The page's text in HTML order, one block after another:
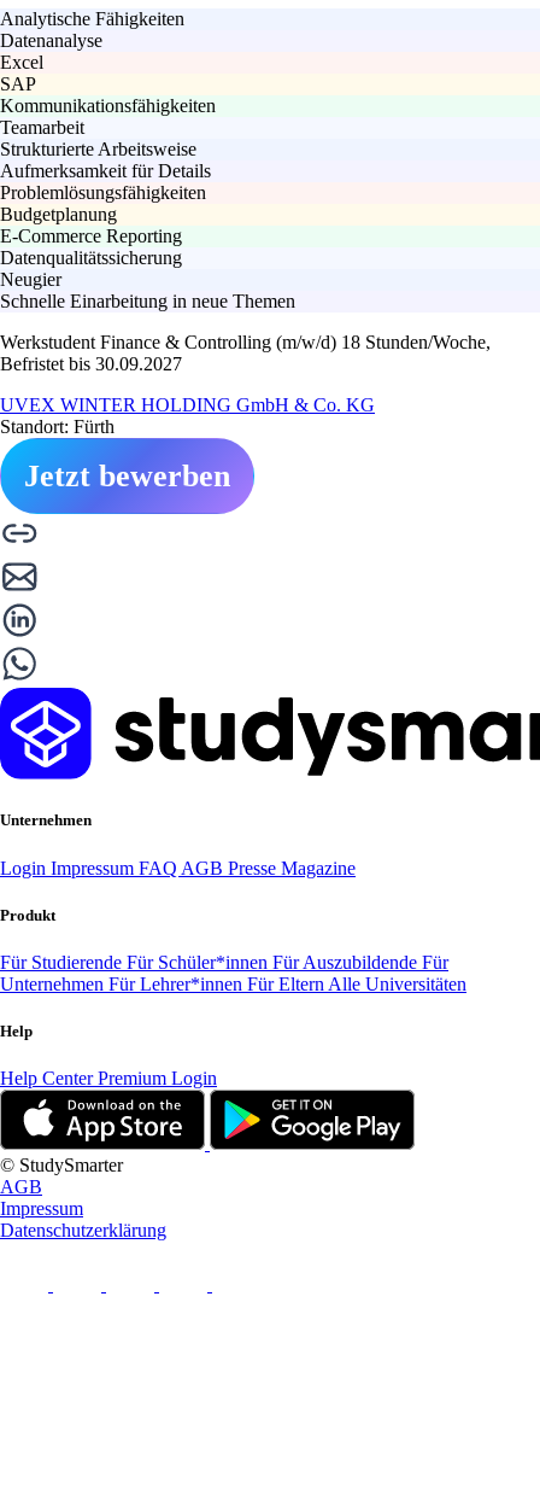
Analytische Fähigkeiten
Datenanalyse
Excel
SAP
Kommunikationsfähigkeiten
Teamarbeit
Strukturierte Arbeitsweise
Aufmerksamkeit für Details
Problemlösungsfähigkeiten
Budgetplanung
E-Commerce Reporting
Datenqualitätssicherung
Neugier
Schnelle Einarbeitung in neue Themen
Werkstudent Finance & Controlling (m/w/d) 18 Stunden/Woche,
Befristet bis 30.09.2027
UVEX WINTER HOLDING GmbH & Co. KG
Standort: Fürth
Jetzt bewerben
Unternehmen
Login Impressum FAQ AGB Presse Magazine
Produkt
Für Studierende Für Schüler*innen Für Auszubildende Für
Unternehmen Für Lehrer*innen Für Eltern Alle Universitäten
Help
Help CenterPremium Login
© StudySmarter
AGB
Impressum
Datenschutzerklärung